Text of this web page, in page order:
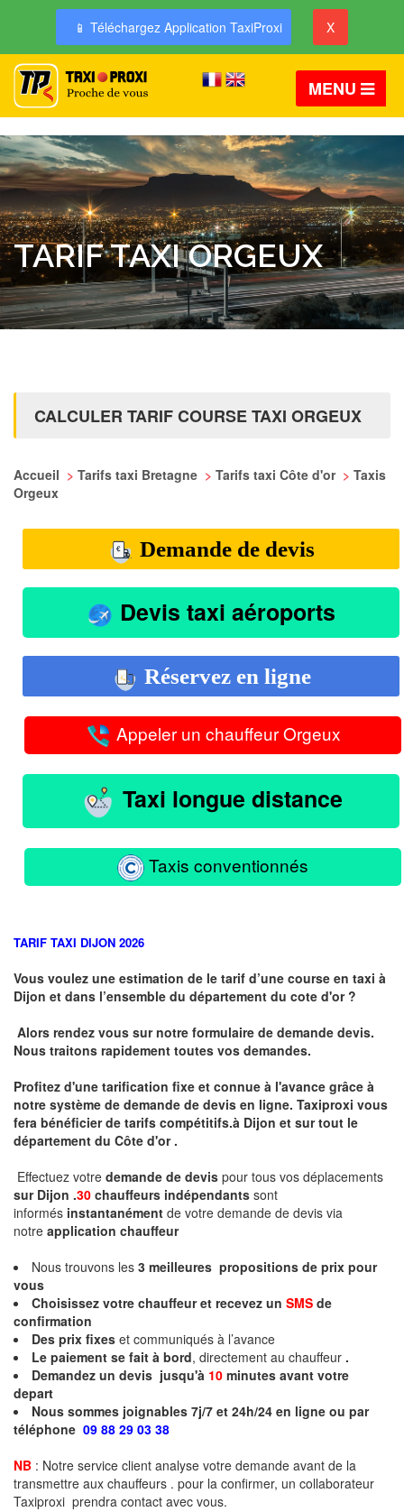
📱 Téléchargez Application TaxiProxi X
MENU
TARIF TAXI ORGEUX
CALCULER TARIF COURSE TAXI ORGEUX
Accueil > Tarifs taxi Bretagne > Tarifs taxi Côte d'or > Taxis
Orgeux
Demande de devis
Devis taxi aéroports
Réservez en ligne
Appeler un chauffeur Orgeux
Taxi longue distance
Taxis conventionnés
TARIF TAXI DIJON 2026
Vous voulez une estimation de le tarif d’une course en taxi à
Dijon et dans l’ensemble du département du cote d'or ?
Alors rendez vous sur notre formulaire de demande devis.
Nous traitons rapidement toutes vos demandes.
Profitez d'une tarification fixe et connue à l'avance grâce à
notre système de demande de devis en ligne. Taxiproxi vous
fera bénéficier de tarifs compétitifs.à Dijon et sur tout le
département du Côte d'or .
Effectuez votre demande de devis pour tous vos déplacements
sur Dijon .30 chauffeurs indépendants sont
informés instantanément de votre demande de devis via
notre application chauffeur
Nous trouvons les 3 meilleures propositions de prix pour
vous
Choisissez votre chauffeur et recevez un SMS de
confirmation
Des prix fixes et communiqués à l’avance
Le paiement se fait à bord, directement au chauffeur .
Demandez un devis jusqu'à 10 minutes avant votre
depart
Nous sommes joignables 7j/7 et 24h/24 en ligne ou par
téléphone 09 88 29 03 38
NB : Notre service client analyse votre demande avant de la
transmettre aux chauffeurs . pour la confirmer, un collaborateur
Taxiproxi prendra contact avec vous.